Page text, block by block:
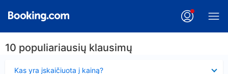
10 populiariausių klausimų
Kas yra įskaičiuota į kainą?